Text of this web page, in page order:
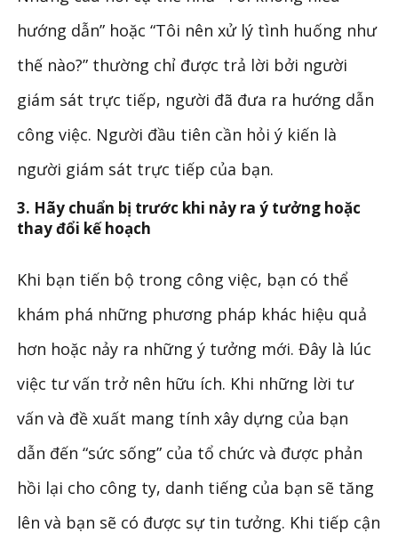
hướng dẫn” hoặc “Tôi nên xử lý tình huống như
thế nào?” thường chỉ được trả lời bởi người
giám sát trực tiếp, người đã đưa ra hướng dẫn
công việc. Người đầu tiên cần hỏi ý kiến ​​là
người giám sát trực tiếp của bạn.
3. Hãy chuẩn bị trước khi nảy ra ý tưởng hoặc
thay đổi kế hoạch
Khi bạn tiến bộ trong công việc, bạn có thể
khám phá những phương pháp khác hiệu quả
hơn hoặc nảy ra những ý tưởng mới. Đây là lúc
việc tư vấn trở nên hữu ích. Khi những lời tư
vấn và đề xuất mang tính xây dựng của bạn
dẫn đến “sức sống” của tổ chức và được phản
hồi lại cho công ty, danh tiếng của bạn sẽ tăng
lên và bạn sẽ có được sự tin tưởng. Khi tiếp cận